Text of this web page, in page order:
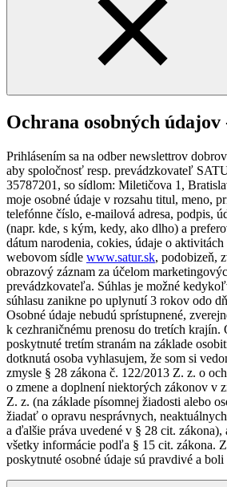
Ochrana osobných údajov
Prihlásením sa na odber newslettrov
aby spoločnosť resp. prevádzkovateľ
35787201, so sídlom: Miletičova 1,
moje osobné údaje v rozsahu titul, meno,
telefónne číslo, e-mailová adresa, podpis,
(napr. kde, s kým, kedy, ako dlho) a
dátum narodenia, cokies, údaje o
webovom sídle www.satur.sk, podobizeň,
obrazový záznam za účelom
prevádzkovateľa. Súhlas je možné
súhlasu zanikne po uplynutí 3 rokov odo
Osobné údaje nebudú sprístupnené,
k cezhraničnému prenosu do tretích krajín.
poskytnuté tretím stranám na základe
dotknutá osoba vyhlasujem, že som si
zmysle § 28 zákona č. 122/2013 Z. z. o
o zmene a doplnení niektorých zákonov v
Z. z. (na základe písomnej žiadosti alebo
žiadať o opravu nesprávnych,
a ďalšie práva uvedené v § 28 cit.
všetky informácie podľa § 15 cit. zákona.
poskytnuté osobné údaje sú pravdivé a